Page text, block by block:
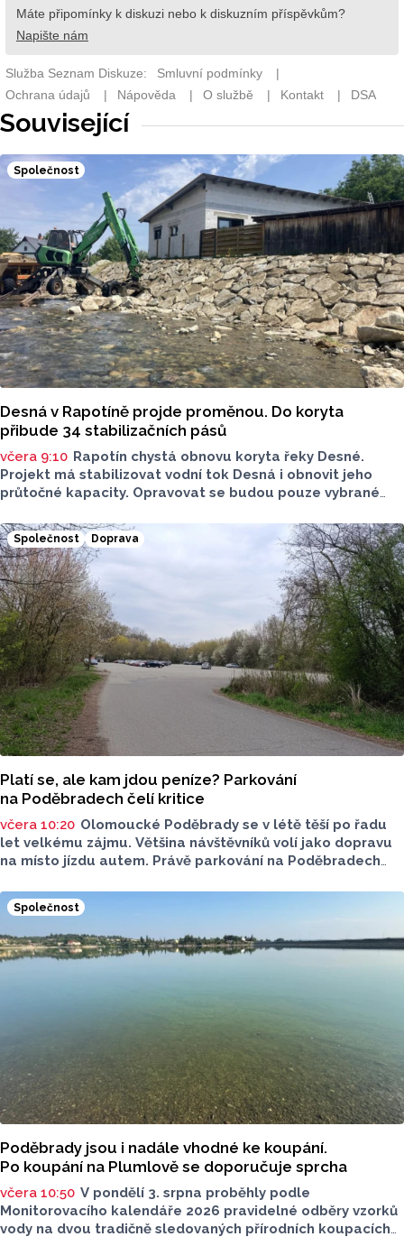
Související
Společnost
Desná v Rapotíně projde proměnou. Do koryta
přibude 34 stabilizačních pásů
včera 9:10 Rapotín chystá obnovu koryta řeky Desné.
Projekt má stabilizovat vodní tok Desná i obnovit jeho
průtočné kapacity. Opravovat se budou pouze vybrané
samostatných stavebních projektů.
Společnost Doprava
Platí se, ale kam jdou peníze? Parkování
na Poděbradech čelí kritice
včera 10:20 Olomoucké Poděbrady se v létě těší po řadu
let velkému zájmu. Většina návštěvníků volí jako dopravu
na místo jízdu autem. Právě parkování na Poděbradech
Na konci června vznikla na Facebooku stránka s názvem
Poděbrady bez závor a nelegálního parkovného, která
upozorňuje na nevyhovujcí situaci s parkováním
u oblíbeného olomouckého letoviska. Za iniciativou stojí
zastupitel města Olomouce, na jeho přání nebudeme
Společnost
Poděbrady jsou i nadále vhodné ke koupání.
Po koupání na Plumlově se doporučuje sprcha
včera 10:50 V pondělí 3. srpna proběhly podle
Monitorovacího kalendáře 2026 pravidelné odběry vzorků
vody na dvou tradičně sledovaných přírodních koupacích